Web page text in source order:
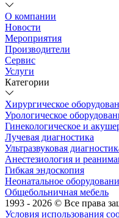
О компании
Новости
Мероприятия
Производители
Сервис
Услуги
Категории
Хирургическое
Урологическое
Гинекологическое и
Лучевая диагностика
Ультразвуковая
Анестезиология и
Гибкая эндоскопия
Неонатальное
Общебольничная мебель
1993 - 2026 © Все права
Условия использования